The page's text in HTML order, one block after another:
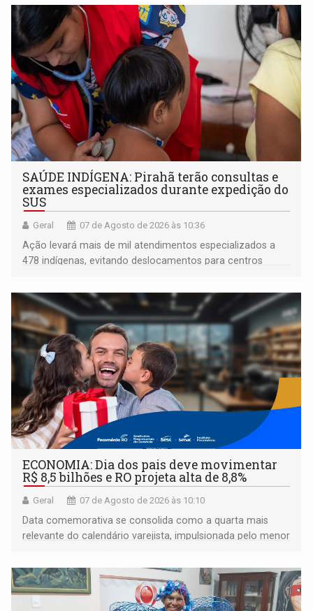
SAÚDE INDÍGENA: Pirahã terão consultas e
exames especializados durante expedição do
SUS
Geral 07 de Agosto de 2026 às 10:36
Ação levará mais de mil atendimentos especializados a
478 indígenas, evitando deslocamentos para centros
ECONOMIA: Dia dos pais deve movimentar
R$ 8,5 bilhões e RO projeta alta de 8,8%
Geral 07 de Agosto de 2026 às 10:10
Data comemorativa se consolida como a quarta mais
relevante do calendário varejista, impulsionada pelo menor
média do trabalhador